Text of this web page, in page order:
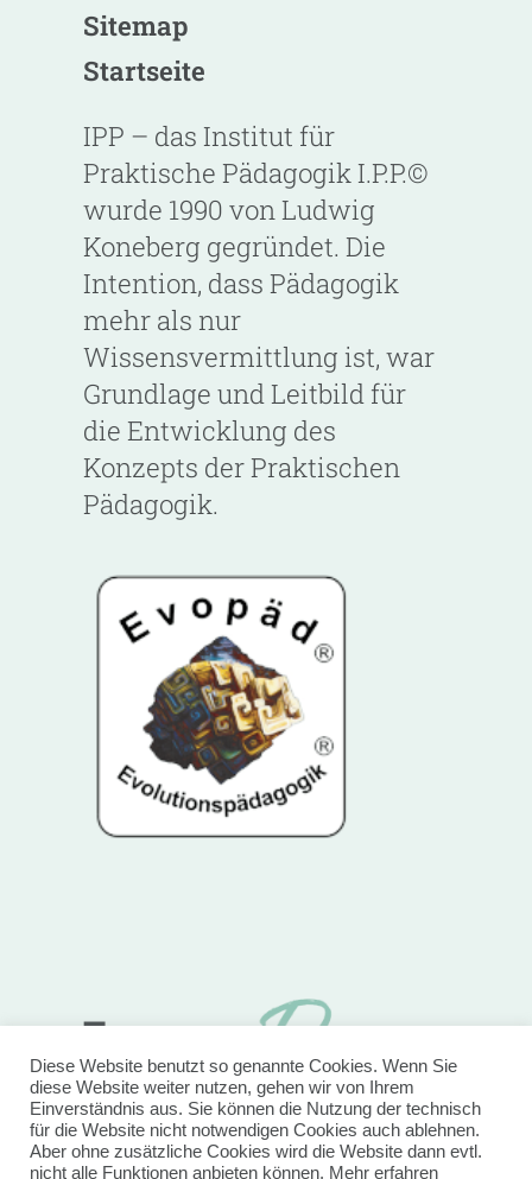
Sitemap
Startseite
IPP – das Institut für
Praktische Pädagogik I.P.P.©
wurde 1990 von Ludwig
Koneberg gegründet. Die
Intention, dass Pädagogik
mehr als nur
Wissensvermittlung ist, war
Grundlage und Leitbild für
die Entwicklung des
Konzepts der Praktischen
Pädagogik.
Diese Website benutzt so genannte Cookies. Wenn Sie
diese Website weiter nutzen, gehen wir von Ihrem
Einverständnis aus. Sie können die Nutzung der technisch
für die Website nicht notwendigen Cookies auch ablehnen.
Aber ohne zusätzliche Cookies wird die Website dann evtl.
nicht alle Funktionen anbieten können. Mehr erfahren